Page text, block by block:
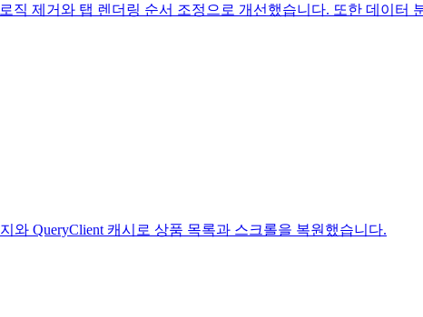
제거와 탭 렌더링 순서 조정으로 개선했습니다. 또한 데이터
와 QueryClient 캐시로 상품 목록과 스크롤을 복원했습니다.